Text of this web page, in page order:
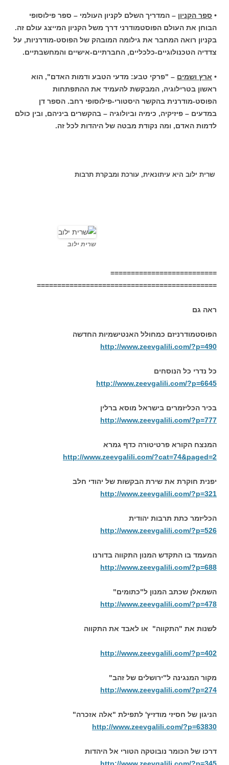
• ספר הקניון – המדריך השלם לקניון העולמי – ספר פילוסופי
הבוחן את העולם הפוסטמודרני דרך משל הקניון המייצג עולם זה.
בקניון רואה המחבר את גילומה המובהק של הפוסט-מודרניות, על
צדדיה הטכנולוגיים-כלכליים, החברתיים-אישיים והמחשבתיים.
• ארץ ושמים – "פרקי טבע: מדעי הטבע ודמות האדם", הוא
ראשון בטרילוגיה, המבקשת להעמיד את ההתפתחות
הפוסט-מודרנית בהקשר היסטורי-פילוסופי רחב. הספר דן
במדעים – פיזיקיה, כימיה וביולוגיה – בהקשרים ביניהם, ובין כולם
לדמות האדם, ומה נקודת מבטה של היהדות לכל זה.
שרית ילוב היא עיתונאית, עורכת ומבקרת תרבות
שרית ילוב
==========================
============================================
ראה גם
הפוסטמודרניזם כמחולל האנטישמיות החדשה
http://www.zeevgalili.com/?p=490
כל נדרי כל הנוסחים
http://www.zeevgalili.com/?p=6645
בכיר הכליזמרים בישראל מוסא ברלין
http://www.zeevgalili.com/?p=777
המנצח הקורא פרטיטורה כדף גמרא
http://www.zeevgalili.com/?cat=74&paged=2
יפנית חוקרת את שירת הבקשות של יהודי חלב
http://www.zeevgalili.com/?p=321
הכליזמר כתת תרבות יהודית
http://www.zeevgalili.com/?p=526
המעמד בו התקדש המנון התקווה בדורנו
http://www.zeevgalili.com/?p=688
השמאלן שכתב המנון ל"כתומים"
http://www.zeevgalili.com/?p=478
לשנות את "התקווה" או לאבד את התקווה
http://www.zeevgalili.com/?p=402
מקור המנגינה ל"ירושלים של זהב"
http://www.zeevgalili.com/?p=274
הניגון של חסיזי מודזיץ' לתפילת "אלה אזכרה"
http://www.zeevgalili.com/?p=63830
דרכו של הכומר נובוטקה הטורי אל היהדות
http://www.zeevgalili.com/?p=345